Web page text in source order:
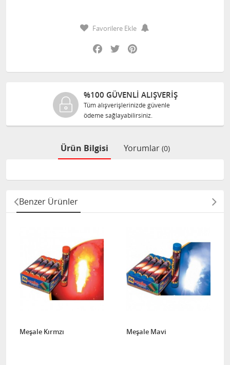
Favorilere Ekle
Facebook
Twitter
%100 GÜVENLİ ALIŞVERİŞ
Tüm alışverişlerinizde güvenle
ödeme sağlayabilirsiniz.
Ürün Bilgisi Yorumlar (0)
Benzer Ürünler
Meşale Kırmzı Meşale Mavi